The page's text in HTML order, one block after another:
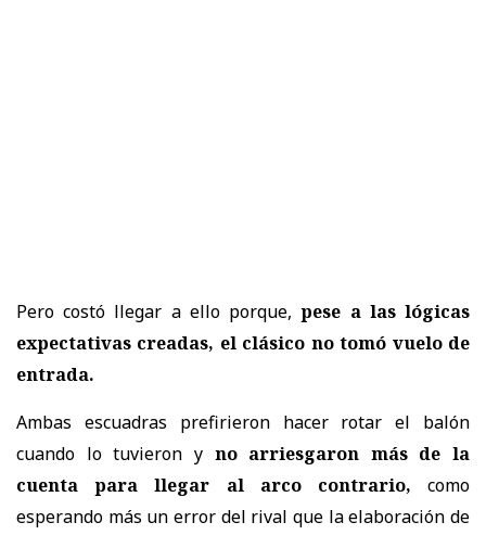
Pero costó llegar a ello porque,pese a las lógicas
expectativas creadas, el clásico no tomó vuelo de
entrada.
Ambas escuadras prefirieron hacer rotar el balón
cuando lo tuvieron y no arriesgaron más de la
cuenta para llegar al arco contrario, como
esperando más un error del rival que la elaboración de